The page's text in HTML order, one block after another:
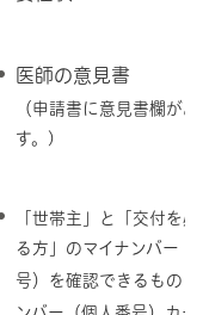
医師の意見書
（申請書に意見書欄が
す。)
「世帯主」と「交付を
る方」のマイナンバー（
号）を確認できるもの（